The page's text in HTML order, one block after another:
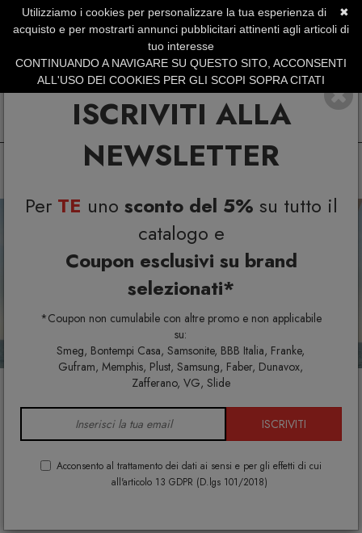
ISCRIVITI ALLA
NEWSLETTER
Per TE uno sconto del 5% su tutto il
catalogo e
Coupon esclusivi su brand
selezionati*
*Coupon non cumulabile con altre promo e non applicabile
su:
Smeg, Bontempi Casa, Samsonite, BBB Italia, Franke,
Gufram, Memphis, Plust, Samsung, Faber, Dunavox,
Zafferano, VG, Slide
ISCRIVITI
Acconsento al trattamento dei dati ai sensi e per gli effetti di cui
all'articolo 13 GDPR (D.lgs 101/2018)
SERVIZIO CLIENTI +39.0773.470.562
SUMMER SALES | Fino al 31 Agosto
Previous
DESIGNPERTE.IT®è
Arredamento di
Design per la tua casa
✖
Utilizziamo i cookies per personalizzare la tua esperienza di
acquisto e per mostrarti annunci pubblicitari attinenti agli articoli di
tuo interesse
CONTINUANDO A NAVIGARE SU QUESTO SITO, ACCONSENTI
ALL'USO DEI COOKIES PER GLI SCOPI SOPRA CITATI